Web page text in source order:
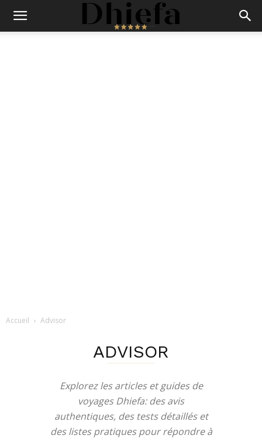
Accueil Advisor
ADVISOR
Explorez les articles et guides de
voyages Dhiefa: des avis
authentiques, des tests détaillés et
des listes pratiques pour répondre à